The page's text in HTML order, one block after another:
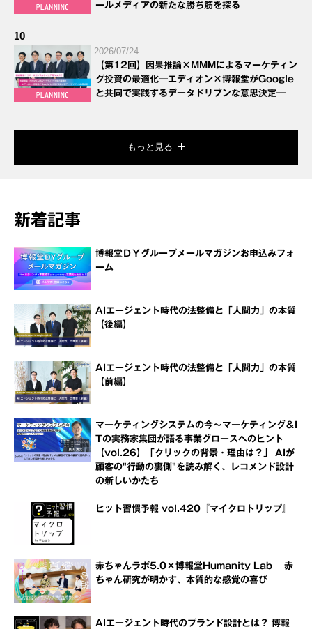
ールメディアの新たな勝ち筋を探る
10
2026/07/24
【第12回】因果推論×MMMによるマーケティン
グ投資の最適化―エディオン×博報堂がGoogle
と共同で実践するデータドリブンな意思決定―
もっと見る
新着記事
博報堂ＤＹグループメールマガジンお申込みフォ
ーム
AIエージェント時代の法整備と「人間力」の本質
【後編】
AIエージェント時代の法整備と「人間力」の本質
【前編】
マーケティングシステムの今～マーケティング＆I
Tの実務家集団が語る事業グロースへのヒント
【vol.26】「クリックの背景・理由は？」 AIが
顧客の"行動の裏側"を読み解く、レコメンド設計
の新しいかたち
ヒット習慣予報 vol.420『マイクロトリップ』
赤ちゃんラボ5.0×博報堂Humanity Lab 赤
ちゃん研究が明かす、本質的な感覚の喜び
AIエージェント時代のブランド設計とは？ 博報